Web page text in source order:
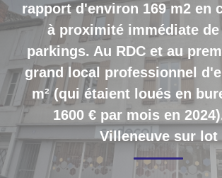
GESTION
ESTIMATION
Estimer Vendre
Estimation En Ligne
Biens Vendus
rapport d'environ 169 m2 en
à proximité immédiate
parkings. Au RDC et au
grand local professionnel
m² (qui étaient loués en
1600 € par mois en
Villeneuve sur lot